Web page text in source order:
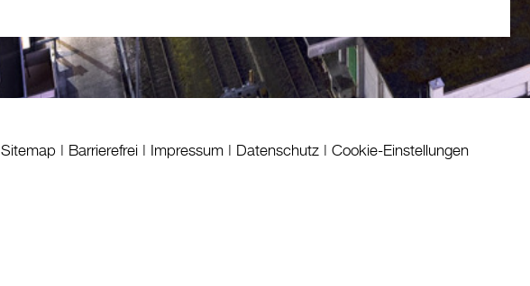
Sitemap Barrierefrei Impressum Datenschutz Cookie-Einstellungen